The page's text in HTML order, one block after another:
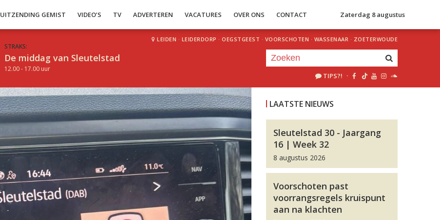
UITZENDING GEMIST VIDEO’S TV ADVERTEREN VACATURES OVER ONS CONTACT Zaterdag 8 augustus
STRAKS:
De middag van Sleutelstad
12.00 - 17.00 uur
LEIDEN · LEIDERDORP · OEGSTGEEST · VOORSCHOTEN · WASSENAAR · ZOETERWOUDE
TIPS?! ·
LAATSTE NIEUWS
Sleutelstad 30 - Jaargang
16 | Week 32
8 augustus 2026
Voorschoten past
voorrangsregels kruispunt
aan na klachten